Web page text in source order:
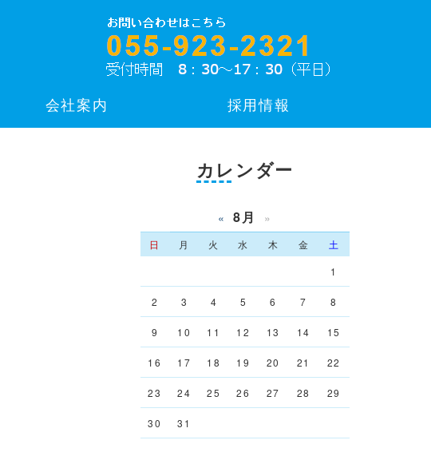
会社案内 採用情報
カレンダー
« 8月 »
日 月 火 水 木 金
土
1
2 3 4 5 6 7 8
9 10 11 12 13 14 15
16 17 18 19 20 21 22
23 24 25 26 27 28 29
30 31